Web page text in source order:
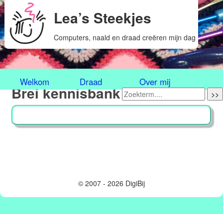
Lea’s Steekjes
Computers, naald en draad creëren mijn dag
Welkom Draad Over mij
>>
Brei kennisbank
© 2007 - 2026 DigiBij